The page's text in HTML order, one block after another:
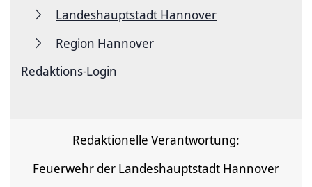
Landeshauptstadt Hannover
Region Hannover
Redaktions-Login
Redaktionelle Verantwortung:
Feuerwehr der Landeshauptstadt Hannover